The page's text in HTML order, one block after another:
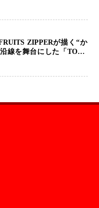
録した話題の美貌を凝縮
ZIPPERが描く“か
線を舞台にした「TOBU
」が開幕